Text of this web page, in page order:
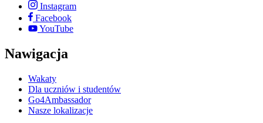
Instagram
Facebook
YouTube
Nawigacja
Wakaty
Dla uczniów i studentów
Go4Ambassador
Nasze lokalizacje